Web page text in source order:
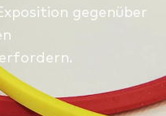
gegenüber